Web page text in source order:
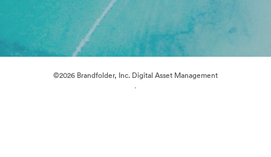
©2026 Brandfolder, Inc. Digital Asset Management
·